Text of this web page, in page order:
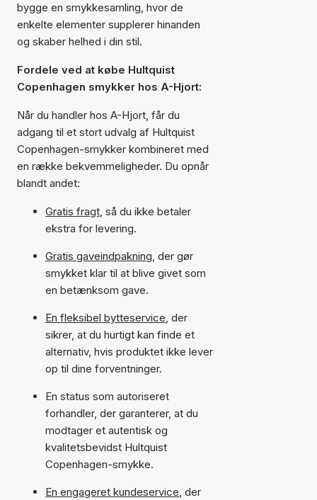
bygge en smykkesamling, hvor de
enkelte elementer supplerer hinanden
og skaber helhed i din stil.
Fordele ved at købe Hultquist
Copenhagen smykker hos A-Hjort:
Når du handler hos A-Hjort, får du
adgang til et stort udvalg af Hultquist
Copenhagen-smykker kombineret med
en række bekvemmeligheder. Du opnår
blandt andet:
Gratis fragt, så du ikke betaler
ekstra for levering.
Gratis gaveindpakning, der gør
smykket klar til at blive givet som
en betænksom gave.
En fleksibel bytteservice, der
sikrer, at du hurtigt kan finde et
alternativ, hvis produktet ikke lever
op til dine forventninger.
En status som autoriseret
forhandler, der garanterer, at du
modtager et autentisk og
kvalitetsbevidst Hultquist
Copenhagen-smykke.
En engageret kundeservice, der